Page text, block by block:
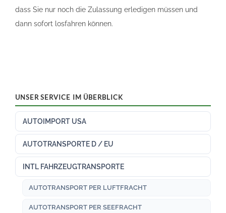
dass Sie nur noch die Zulassung erledigen müssen und
dann sofort losfahren können.
UNSER SERVICE IM ÜBERBLICK
AUTOIMPORT USA
AUTOTRANSPORTE D / EU
INTL FAHRZEUGTRANSPORTE
AUTOTRANSPORT PER LUFTFRACHT
AUTOTRANSPORT PER SEEFRACHT